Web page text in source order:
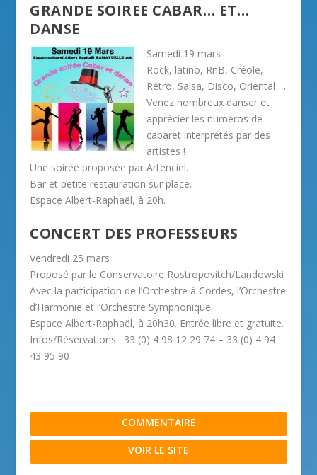
GRANDE SOIREE CABAR… ET…
DANSE
Samedi 19 mars
Rock, latino, RnB, Créole,
Rétro, Salsa, Disco, Oriental …
Venez nombreux danser et
apprécier les numéros de
cabaret interprétés par des
artistes !
Une soirée proposée par Artenciel.
Bar et petite restauration sur place.
Espace Albert-Raphaël, à 20h.
CONCERT DES PROFESSEURS
Vendredi 25 mars
Proposé par le Conservatoire Rostropovitch/Landowski
Avec la participation de l’Orchestre à Cordes, l’Orchestre
d’Harmonie et l’Orchestre Symphonique.
Espace Albert-Raphaël, à 20h30. Entrée libre et gratuite.
Infos/Réservations : 33 (0) 4 98 12 29 74 – 33 (0) 4 94
43 95 90
COMMENTAIRE
VOIR LE SITE